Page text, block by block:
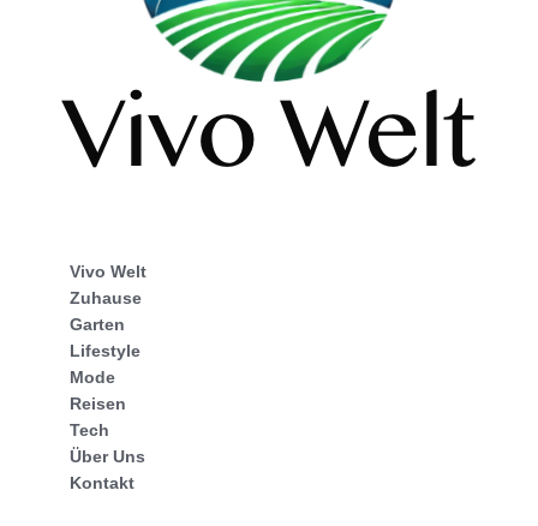
Vivo Welt
Zuhause
Garten
Lifestyle
Mode
Reisen
Tech
Über Uns
Kontakt